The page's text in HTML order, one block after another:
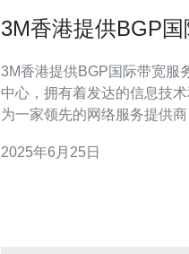
3M香港提供BGP
3M香港提供BGP国际带宽服务 香港作为亚洲的国际金
中心，拥有着发达的信息技
为一家领先的网络服务提供
务之一。 BGP（Border Gateway Protocol）是一种用于在
2025年6月25日